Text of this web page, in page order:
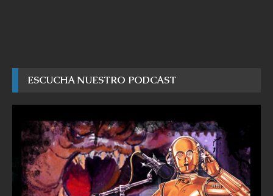
ESCUCHA NUESTRO PODCAST